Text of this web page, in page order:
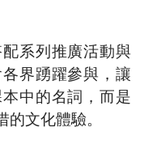
配系列推廣活動與
界踴躍參與，讓
中的名詞，而是
文化體驗。